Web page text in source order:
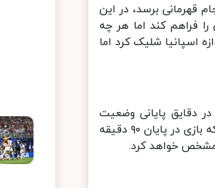
قهرمانی برسد، در این
فراهم کند اما هر چه
شلیک کرد اما
دقایق پایانی وضعیت
متفاوت شد و نمایش متعادل قرمز و سفیدپوشان این تصور را به وجود آورد که بازی در پایان ۹۰ دقیقه
خواهد کرد.